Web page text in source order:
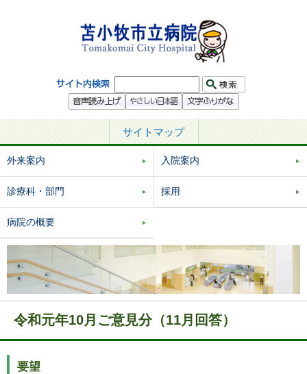
サイトマップ
外来案内 入院案内
診療科・部門 採用
病院の概要
令和元年10月ご意見分（11月回答）
要望